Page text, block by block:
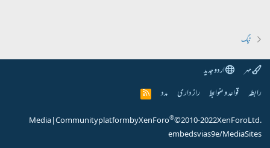
ٹیگ
مہر
اردو جدید
رابطہ قواعد و ضوابط راز داری مدد
R
S
Community platform by XenForo®© 2010-2022 XenForo Ltd.
|
Media
embeds via s9e/MediaSites